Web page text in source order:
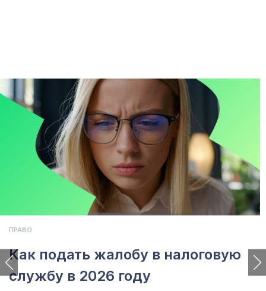
ПРАВО
Как подать жалобу в налоговую
службу в 2026 году